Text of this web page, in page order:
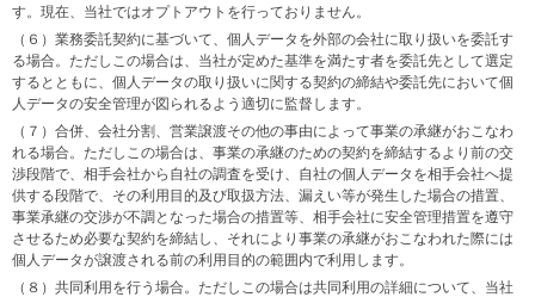
す。現在、当社ではオプトアウトを行っておりません。
（６）業務委託契約に基づいて、個人データを外部の会社に取り扱いを委託す
る場合。ただしこの場合は、当社が定めた基準を満たす者を委託先として選定
するとともに、個人データの取り扱いに関する契約の締結や委託先において個
人データの安全管理が図られるよう適切に監督します。
（７）合併、会社分割、営業譲渡その他の事由によって事業の承継がおこなわ
れる場合。ただしこの場合は、事業の承継のための契約を締結するより前の交
渉段階で、相手会社から自社の調査を受け、自社の個人データを相手会社へ提
供する段階で、その利用目的及び取扱方法、漏えい等が発生した場合の措置、
事業承継の交渉が不調となった場合の措置等、相手会社に安全管理措置を遵守
させるため必要な契約を締結し、それにより事業の承継がおこなわれた際には
個人データが譲渡される前の利用目的の範囲内で利用します。
（８）共同利用を行う場合。ただしこの場合は共同利用の詳細について、当社